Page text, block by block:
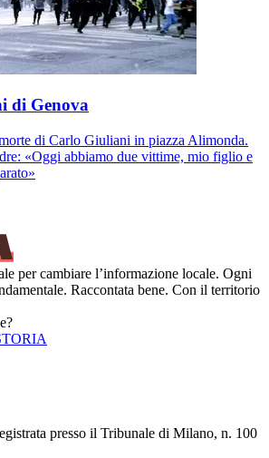
di Genova
di Carlo Giuliani in piazza Alimonda.
«Oggi abbiamo due vittime, mio figlio e
per cambiare l’informazione locale. Ogni
Raccontata bene. Con il territorio
presso il Tribunale di Milano, n. 100